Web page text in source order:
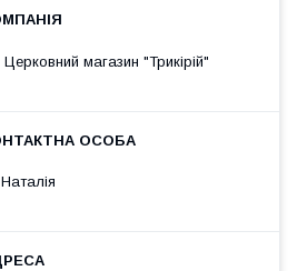
Церковний магазин "Трикірій"
Наталія